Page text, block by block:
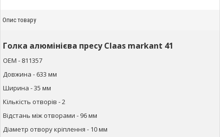
Опис товару
Голка алюмінієва пресу Claas markant 41
ОЕМ - 811357
Довжина - 633 мм
Ширина - 35 мм
Кількість отворів - 2
Відстань між отворами - 96 мм
Діаметр отвору кріплення - 10 мм